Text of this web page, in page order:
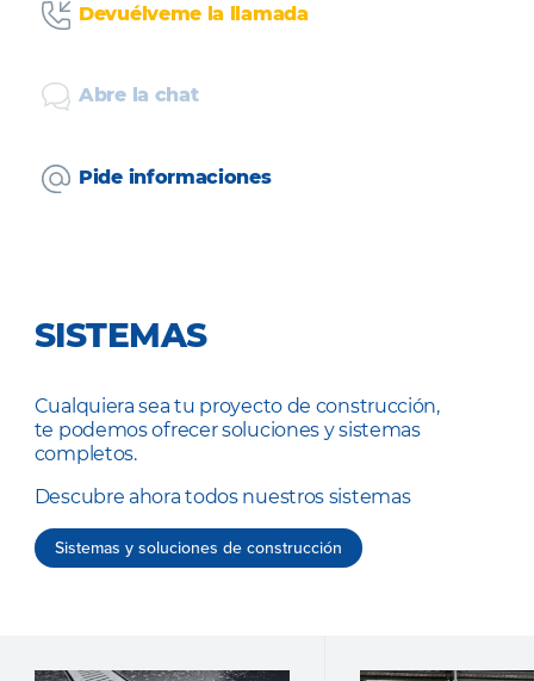
Devuélveme la llamada
Abre la chat
Pide informaciones
SISTEMAS
Cualquiera sea tu proyecto de construcción,
te podemos ofrecer soluciones y sistemas
completos.
Descubre ahora todos nuestros sistemas
Sistemas y soluciones de construcción